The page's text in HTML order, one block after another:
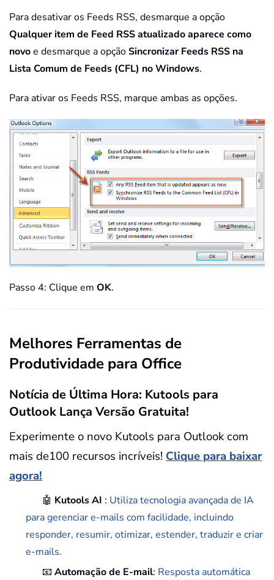
Para desativar os Feeds RSS, desmarque a opção
Qualquer item de Feed RSS atualizado aparece como
novoe desmarque a opçãoSincronizar Feeds RSS na
Lista Comum de Feeds (CFL) no Windows.
Para ativar os Feeds RSS, marque ambas as opções.
Passo 4: Clique em OK.
Melhores Ferramentas de
Produtividade para Office
Notícia de Última Hora: Kutools para
Outlook Lança Versão Gratuita!
Experimente o novo Kutools para Outlook com
mais de100 recursos incríveis! Clique para baixar
agora!
🤖 Kutools AI : Utiliza tecnologia avançada de IA
para gerenciar e-mails com facilidade, incluindo
responder, resumir, otimizar, estender, traduzir e criar
e-mails.
📧Automação de E-mail: Resposta automática